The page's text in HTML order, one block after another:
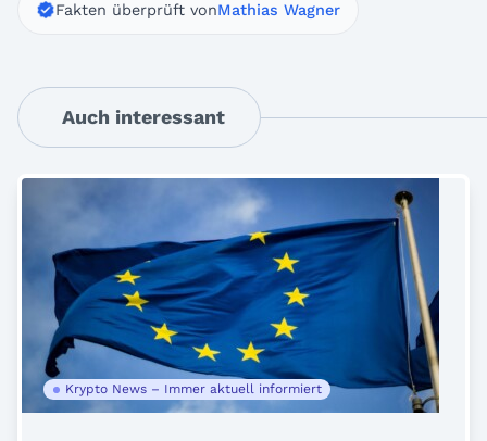
Fakten überprüft vonMathias Wagner
Auch interessant
Krypto News – Immer aktuell informiert